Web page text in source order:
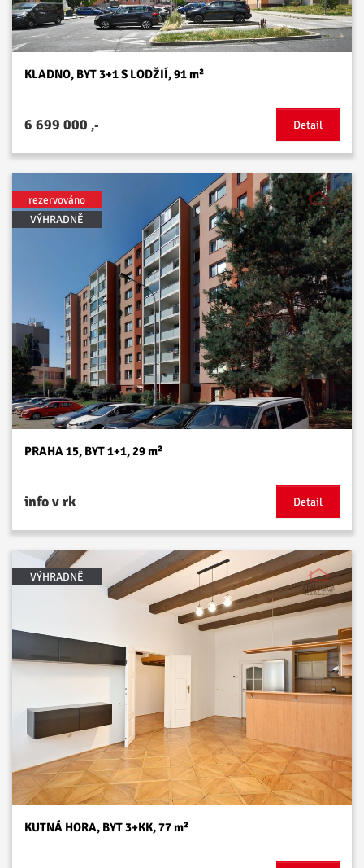
KLADNO, BYT 3+1 S LODŽIÍ, 91 m²
6 699 000 ,- Detail
rezervováno
VÝHRADNĚ
PRAHA 15, BYT 1+1, 29 m²
info v rk Detail
VÝHRADNĚ
KUTNÁ HORA, BYT 3+KK, 77 m²